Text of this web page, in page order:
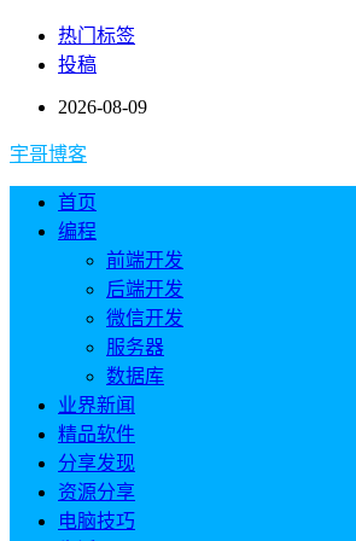
热门标签
投稿
2026-08-09
宇哥博客
首页
编程
前端开发
后端开发
微信开发
服务器
数据库
业界新闻
精品软件
分享发现
资源分享
电脑技巧